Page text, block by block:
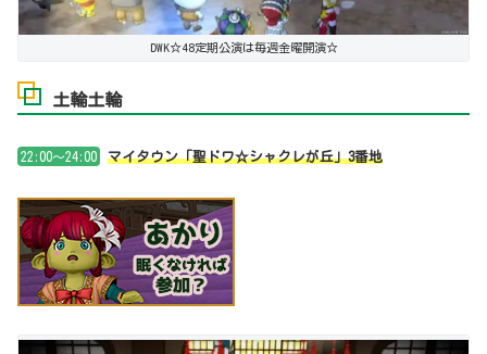
DWK☆48定期公演は毎週金曜開演☆
土輪土輪
22:00～24:00 マイタウン「聖ドワ☆シャクレが丘」3番地